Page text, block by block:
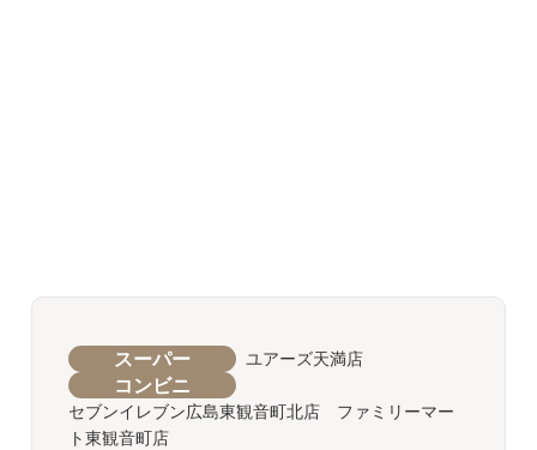
スーパー ユアーズ天満店
コンビニ
セブンイレブン広島東観音町北店 ファミリーマー
ト東観音町店